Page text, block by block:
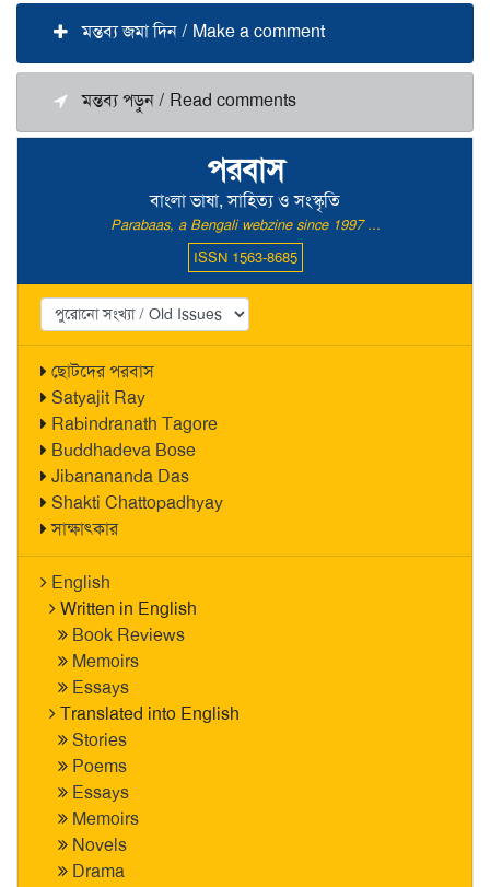
পরবাস
বাংলা ভাষা, সাহিত্য ও সংস্কৃতি
Parabaas, a Bengali webzine since 1997 ...
ISSN 1563-8685
ছোটদের পরবাস
Satyajit Ray
Rabindranath Tagore
Buddhadeva Bose
Jibanananda Das
Shakti Chattopadhyay
সাক্ষাৎকার
English
Written in English
Book Reviews
Memoirs
Essays
Translated into English
Stories
Poems
Essays
Memoirs
Novels
Drama
মন্তব্য জমা দিন / Make a comment
মন্তব্য পড়ুন / Read comments